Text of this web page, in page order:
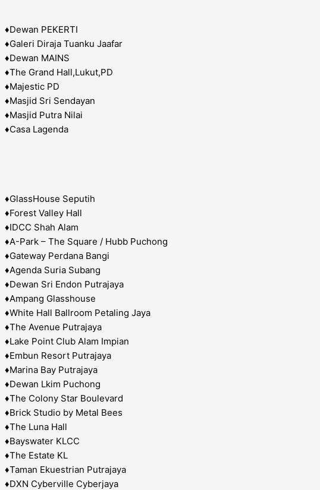
♦️Dewan PEKERTI
♦️Galeri Diraja Tuanku Jaafar
♦️Dewan MAINS
♦️The Grand Hall,Lukut,PD
♦️Majestic PD
♦️Masjid Sri Sendayan
♦️Masjid Putra Nilai
♦️Casa Lagenda
♦️GlassHouse Seputih
♦️Forest Valley Hall
♦️IDCC Shah Alam
♦️A-Park – The Square / Hubb Puchong
♦️Gateway Perdana Bangi
♦️Agenda Suria Subang
♦️Dewan Sri Endon Putrajaya
♦️Ampang Glasshouse
♦️White Hall Ballroom Petaling Jaya
♦️The Avenue Putrajaya
♦️Lake Point Club Alam Impian
♦️Embun Resort Putrajaya
♦️Marina Bay Putrajaya
♦️Dewan Lkim Puchong
♦️The Colony Star Boulevard
♦️Brick Studio by Metal Bees
♦️The Luna Hall
♦️Bayswater KLCC
♦️The Estate KL
♦️Taman Ekuestrian Putrajaya
♦️DXN Cyberville Cyberjaya